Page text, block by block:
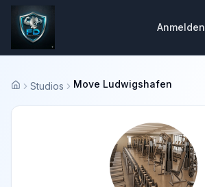
Anmelden
Startseite
Studios Move Ludwigshafen